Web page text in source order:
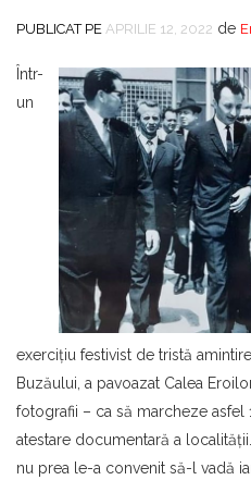
PUBLICAT PE APRILIE 12, 2022 de
Într-
un
exerciţiu festivist de tristă
Buzăului, a pavoazat Calea
fotografii – ca să marcheze asfel
atestare documentară a
nu prea le-a convenit să-l vadă